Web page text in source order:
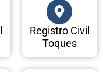
Registro Civil
Toques